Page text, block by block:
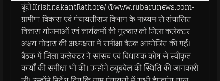
बूंदी.KrishnakantRathore/ @www.rubarunews.com-
ग्रामीण विकास एवं पंचायतीराज विभाग के माध्‍यम से संचालित
विकास योजनाओं एवं कार्यक्रमों की गुरुवार को जिला कलेक्‍टर
अक्षय गोदारा की अध्‍यक्षता में समीक्षा बैठक आयोजित की गई।
बैठक में जिला कलेक्‍टर ने सांसद एवं विधायक कोष से स्‍वीकृत
कार्यों की समीक्षा भी की। उन्‍होंने ट्यूबवेल की स्थिति की जानकारी